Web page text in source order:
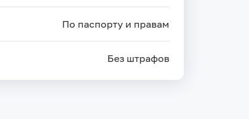
По паспорту и правам
Без штрафов